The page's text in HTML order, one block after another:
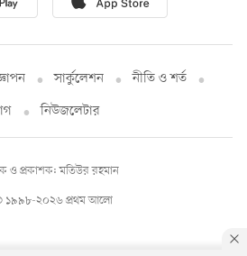
সার্কুলেশন
নীতি ও শর্ত
নিউজলেটার
© ১৯৯৮-২০২৬ প্রথম আলো
ও প্রকাশক: মতিউর রহমান